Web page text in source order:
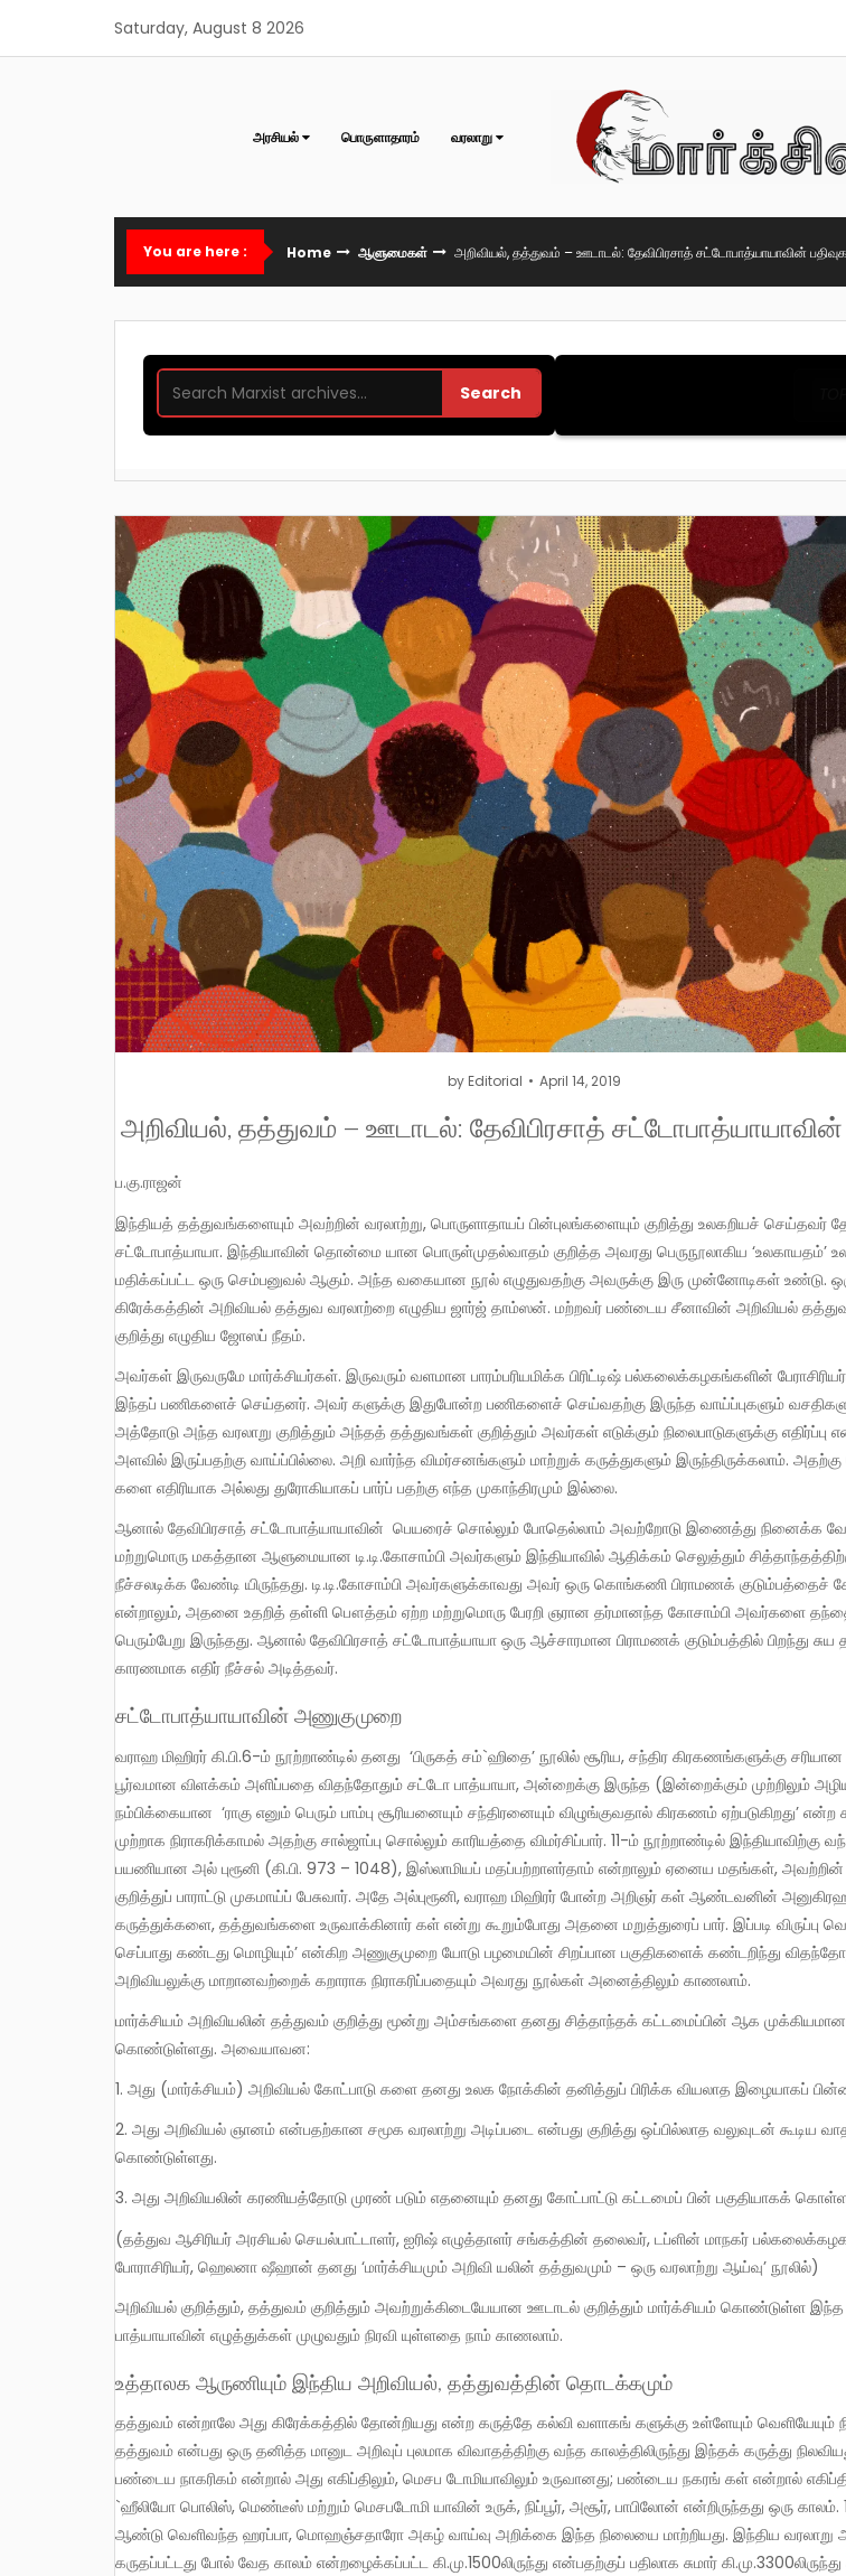
content
Saturday, August 8 2026
அரசியல் பொருளாதாரம் வரலாறு
You are here : Home ஆளுமைகள் அறிவியல், தத்துவம் – ஊடாடல்: தேவிபிரசாத் சட்டோபாத்யாயாவின்
Search
by Editorial April 14, 2019
அறிவியல், தத்துவம் – ஊடாடல்: தேவிபிரசாத் சட்டோபாத்யாயாவின்
ப.கு.ராஜன்
இந்தியத் தத்துவங்களையும் அவற்றின் வரலாற்று, பொருளாதாயப் பின்புலங்களையும் குறித்து உலகறியச் செய்தவர் தேவிபிரசாத்
சட்டோபாத்யாயா. இந்தியாவின் தொன்மை யான பொருள்முதல்வாதம் குறித்த அவரது பெருநூலாகிய ‘உலகாயதம்’
மதிக்கப்பட்ட ஒரு செம்பனுவல் ஆகும். அந்த வகையான நூல் எழுதுவதற்கு அவருக்கு இரு முன்னோடிகள் உண்டு.
கிரேக்கத்தின் அறிவியல் தத்துவ வரலாற்றை எழுதிய ஜார்ஜ் தாம்ஸன். மற்றவர் பண்டைய சீனாவின் அறிவியல்
குறித்து எழுதிய ஜோஸப் நீதம்.
அவர்கள் இருவருமே மார்க்சியர்கள். இருவரும் வளமான பாரம்பரியமிக்க பிரிட்டிஷ் பல்கலைக்கழகங்களின் பேராசிரியர்களாக இருந்து
இந்தப் பணிகளைச் செய்தனர். அவர் களுக்கு இதுபோன்ற பணிகளைச் செய்வதற்கு இருந்த வாய்ப்புகளும்
அத்தோடு அந்த வரலாறு குறித்தும் அந்தத் தத்துவங்கள் குறித்தும் அவர்கள் எடுக்கும் நிலைபாடுகளுக்கு எதிர்ப்பு
அளவில் இருப்பதற்கு வாய்ப்பில்லை. அறி வார்ந்த விமர்சனங்களும் மாற்றுக் கருத்துகளும் இருந்திருக்கலாம்.
களை எதிரியாக அல்லது துரோகியாகப் பார்ப் பதற்கு எந்த முகாந்திரமும் இல்லை.
ஆனால் தேவிபிரசாத் சட்டோபாத்யாயாவின் பெயரைச் சொல்லும் போதெல்லாம் அவற்றோடு இணைத்து நினைக்க வேண்டிய
மற்றுமொரு மகத்தான ஆளுமையான டி.டி.கோசாம்பி அவர்களும் இந்தியாவில் ஆதிக்கம் செலுத்தும்
நீச்சலடிக்க வேண்டி யிருந்தது. டி.டி.கோசாம்பி அவர்களுக்காவது அவர் ஒரு கொங்கணி பிராமணக் குடும்பத்தைச்
என்றாலும், அதனை உதறித் தள்ளி பௌத்தம் ஏற்ற மற்றுமொரு பேரறி ஞரான தர்மானந்த கோசாம்பி அவர்களை
பெரும்பேறு இருந்தது. ஆனால் தேவிபிரசாத் சட்டோபாத்யாயா ஒரு ஆச்சாரமான பிராமணக் குடும்பத்தில் பிறந்து சுய
காரணமாக எதிர் நீச்சல் அடித்தவர்.
சட்டோபாத்யாயாவின் அணுகுமுறை
வராஹ மிஹிரர் கி.பி.6-ம் நூற்றாண்டில் தனது ‘பிருகத் சம்`ஹிதை’ நூலில் சூரிய, சந்திர கிரகணங்களுக்கு சரியான அறிவியல்
பூர்வமான விளக்கம் அளிப்பதை விதந்தோதும் சட்டோ பாத்யாயா, அன்றைக்கு இருந்த (இன்றைக்கும் முற்றிலும்
நம்பிக்கையான ‘ராகு எனும் பெரும் பாம்பு சூரியனையும் சந்திரனையும் விழுங்குவதால் கிரகணம் ஏற்படுகிறது’
முற்றாக நிராகரிக்காமல் அதற்கு சால்ஜாப்பு சொல்லும் காரியத்தை விமர்சிப்பார். 11-ம் நூற்றாண்டில் இந்தியாவிற்கு
பயணியான அல் புரூனி (கி.பி. 973 – 1048), இஸ்லாமியப் மதப்பற்றாளர்தாம் என்றாலும் ஏனைய மதங்கள்,
குறித்துப் பாராட்டு முகமாய்ப் பேசுவார். அதே அல்புரூனி, வராஹ மிஹிரர் போன்ற அறிஞர் கள் ஆண்டவனின்
கருத்துக்களை, தத்துவங்களை உருவாக்கினார் கள் என்று கூறும்போது அதனை மறுத்துரைப் பார். இப்படி விருப்பு
செப்பாது கண்டது மொழியும்’ என்கிற அணுகுமுறை யோடு பழமையின் சிறப்பான பகுதிகளைக் கண்டறிந்து
அறிவியலுக்கு மாறானவற்றைக் கறாராக நிராகரிப்பதையும் அவரது நூல்கள் அனைத்திலும் காணலாம்.
மார்க்சியம் அறிவியலின் தத்துவம் குறித்து மூன்று அம்சங்களை தனது சித்தாந்தக் கட்டமைப்பின் ஆக முக்கியமான பகுதியாகக்
கொண்டுள்ளது. அவையாவன:
1. அது (மார்க்சியம்) அறிவியல் கோட்பாடு களை தனது உலக நோக்கின் தனித்துப் பிரிக்க வியலாத இழையாகப்
2. அது அறிவியல் ஞானம் என்பதற்கான சமூக வரலாற்று அடிப்படை என்பது குறித்து ஒப்பில்லாத வலுவுடன் கூடிய வாதங்களைக்
கொண்டுள்ளது.
3. அது அறிவியலின் கரணியத்தோடு முரண் படும் எதனையும் தனது கோட்பாட்டு கட்டமைப் பின் பகுதியாகக்
(தத்துவ ஆசிரியர் அரசியல் செயல்பாட்டாளர், ஐரிஷ் எழுத்தாளர் சங்கத்தின் தலைவர், டப்ளின் மாநகர் பல்கலைக்கழகத்தின்
போராசிரியர், ஹெலனா ஷீஹான் தனது ‘மார்க்சியமும் அறிவி யலின் தத்துவமும் – ஒரு வரலாற்று ஆய்வு’ நூலில்)
அறிவியல் குறித்தும், தத்துவம் குறித்தும் அவற்றுக்கிடையேயான ஊடாடல் குறித்தும் மார்க்சியம் கொண்டுள்ள இந்த நோக்கு சட்டோ
பாத்யாயாவின் எழுத்துக்கள் முழுவதும் நிரவி யுள்ளதை நாம் காணலாம்.
உத்தாலக ஆருணியும் இந்திய அறிவியல், தத்துவத்தின் தொடக்கமும்
தத்துவம் என்றாலே அது கிரேக்கத்தில் தோன்றியது என்ற கருத்தே கல்வி வளாகங் களுக்கு உள்ளேயும் வெளியேயும் நிலவி வந்தது.
தத்துவம் என்பது ஒரு தனித்த மானுட அறிவுப் புலமாக விவாதத்திற்கு வந்த காலத்திலிருந்து இந்தக் கருத்து
பண்டைய நாகரிகம் என்றால் அது எகிப்திலும், மெசப டோமியாவிலும் உருவானது; பண்டைய நகரங் கள் என்றால்
`ஹீலியோ பொலிஸ், மெண்டீஸ் மற்றும் மெசபடோமி யாவின் உருக், நிப்பூர், அசூர், பாபிலோன் என்றிருந்தது ஒரு
ஆண்டு வெளிவந்த ஹரப்பா, மொஹஞ்சதாரோ அகழ் வாய்வு அறிக்கை இந்த நிலையை மாற்றியது. இந்திய வரலாறு
கருதப்பட்டது போல் வேத காலம் என்றழைக்கப்பட்ட கி.மு.1500லிருந்து என்பதற்குப் பதிலாக சுமார்